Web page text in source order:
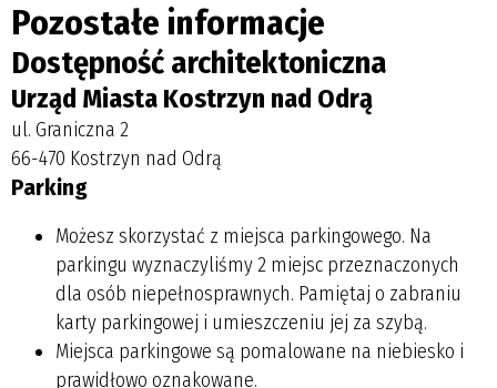
Pozostałe informacje
Dostępność architektoniczna
Urząd Miasta Kostrzyn nad Odrą
ul. Graniczna 2
66-470 Kostrzyn nad Odrą
Parking
Możesz skorzystać z miejsca parkingowego. Na
parkingu wyznaczyliśmy 2 miejsc przeznaczonych
dla osób niepełnosprawnych. Pamiętaj o zabraniu
karty parkingowej i umieszczeniu jej za szybą.
Miejsca parkingowe są pomalowane na niebiesko i
prawidłowo oznakowane.